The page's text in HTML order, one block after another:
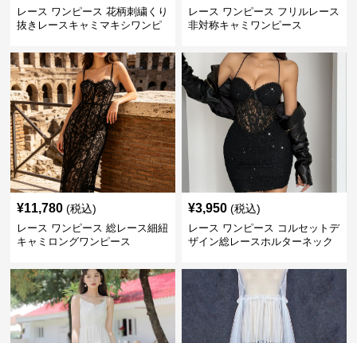
レース ワンピース 花柄刺繍くり
抜きレースキャミマキシワンピ
レース ワンピース フリルレース
非対称キャミワンピース
¥11,780 (税込)
レース ワンピース 総レース細紐
キャミロングワンピース
¥3,950 (税込)
レース ワンピース コルセットデ
ザイン総レースホルターネック